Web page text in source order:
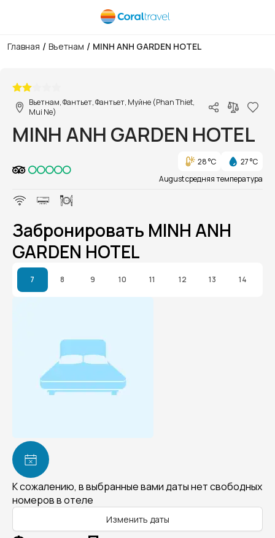
Главная / Вьетнам / MINH ANH GARDEN HOTEL
Вьетнам, Фантьет, Фантьет, Муйне (Phan Thiet,
Mui Ne)
MINH ANH GARDEN HOTEL
28 °C
27 °C
August средняя температура
Забронировать MINH ANH
GARDEN HOTEL
7 8 9 10 11 12 13 14
К сожалению, в выбранные вами даты нет свободных
номеров в отеле
Изменить даты